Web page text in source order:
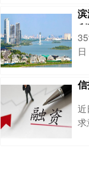
额
苏
近
求